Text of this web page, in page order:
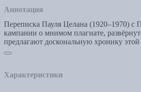
Аннотация
Переписка Пауля Целана (1920–1970) с
кампании о мнимом плагиате,
предлагают доскональную хронику
Характеристики